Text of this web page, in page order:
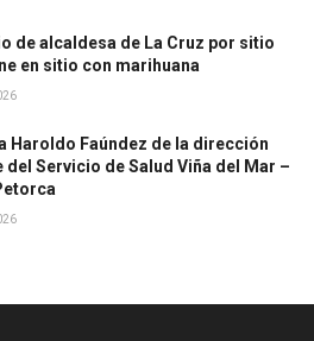
de alcaldesa de La Cruz por sitio
en sitio con marihuana
Haroldo Faúndez de la dirección
del Servicio de Salud Viña del Mar –